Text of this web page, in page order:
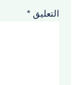
التعليق *